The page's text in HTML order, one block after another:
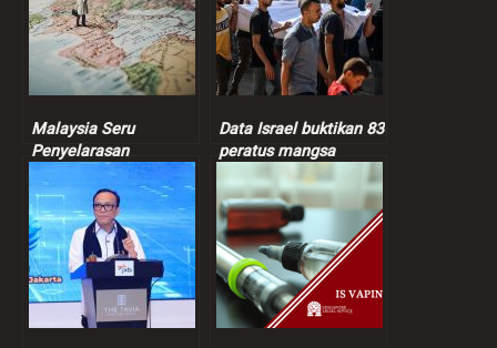
Malaysia Seru
Penyelarasan
Berterusan Dalam
Proses Keamanan
Bangsamoro
Data Israel buktikan 83
peratus mangsa
dibunuh tentera Zionis
orang awam